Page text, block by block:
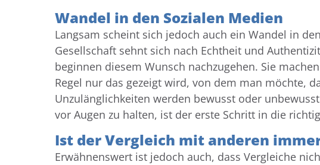
Wandel in den Sozialen Medien
Langsam scheint sich jedoch auch ein Wandel in
Gesellschaft sehnt sich nach Echtheit und
beginnen diesem Wunsch nachzugehen. Sie
Regel nur das gezeigt wird, von dem man möchte,
Unzulänglichkeiten werden bewusst oder
vor Augen zu halten, ist der erste Schritt in die
Ist der Vergleich mit anderen
Erwähnenswert ist jedoch auch, dass Vergleiche